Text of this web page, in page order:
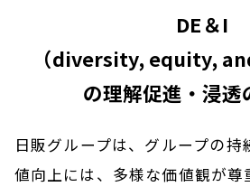
DE＆I
（diversity, equity,
の理解促進・浸透
日販グループは、グループの
値向上には、多様な価値観が尊